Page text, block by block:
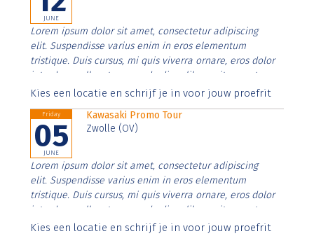
JUNE
Lorem ipsum dolor sit amet, consectetur adipiscing
elit. Suspendisse varius enim in eros elementum
tristique. Duis cursus, mi quis viverra ornare, eros dolor
interdum nulla, ut commodo diam libero vitae erat.
Aenean faucibus nibh et justo cursus id rutrum lorem
Kies een locatie en schrijf je in voor jouw proefrit
Friday
05
JUNE
Kawasaki Promo Tour
Zwolle (OV)
Lorem ipsum dolor sit amet, consectetur adipiscing
elit. Suspendisse varius enim in eros elementum
tristique. Duis cursus, mi quis viverra ornare, eros dolor
interdum nulla, ut commodo diam libero vitae erat.
Aenean faucibus nibh et justo cursus id rutrum lorem
Kies een locatie en schrijf je in voor jouw proefrit